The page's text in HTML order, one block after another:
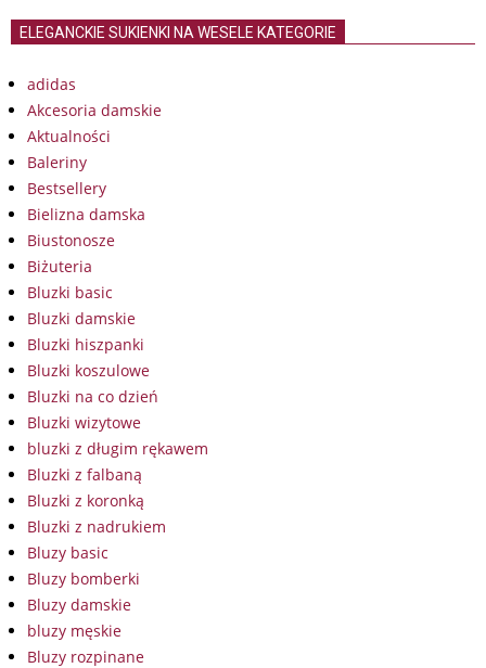
ELEGANCKIE SUKIENKI NA WESELE KATEGORIE
adidas
Akcesoria damskie
Aktualności
Baleriny
Bestsellery
Bielizna damska
Biustonosze
Biżuteria
Bluzki basic
Bluzki damskie
Bluzki hiszpanki
Bluzki koszulowe
Bluzki na co dzień
Bluzki wizytowe
bluzki z długim rękawem
Bluzki z falbaną
Bluzki z koronką
Bluzki z nadrukiem
Bluzy basic
Bluzy bomberki
Bluzy damskie
bluzy męskie
Bluzy rozpinane